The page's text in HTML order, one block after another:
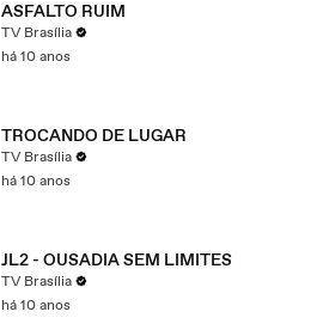
ASFALTO RUIM
TV Brasília
há 10 anos
TROCANDO DE LUGAR
TV Brasília
há 10 anos
JL2 - OUSADIA SEM LIMITES
TV Brasília
há 10 anos